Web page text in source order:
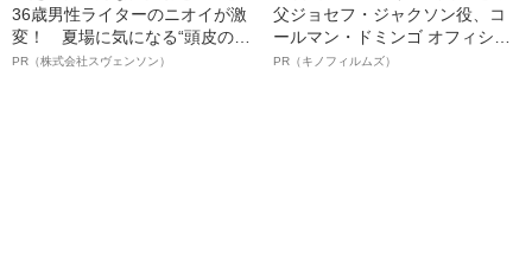
36歳男性ライターのニオイが激
変！ 夏場に気になる“頭皮のニ
オイ”や“ベタつき”を解消す
PR（株式会社スヴェンソン）
父ジョセフ・ジャクソン役、コ
ールマン・ドミンゴ オフィシャ
ルインタビュー“観客を魅了した
PR（キノフィルムズ）